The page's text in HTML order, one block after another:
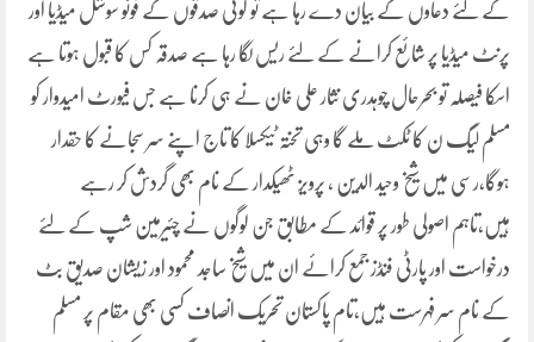
کے لئے دعاوں کے بیان دے رہا ہے تو کوئی صدقوں کے فوٹو سوشل میڈیا اور
پرنٹ میڈیا پر شائع کرانے کے لئے ریس لگا رہا ہے صدقہ کس کا قبول ہوتا ہے
اسکا فیصلہ تو بحرحال چوہدری نثار علی خان نے ہی کرنا ہے جس فیورٹ امیدوار کو
مسلم لیگ ن کا ٹکٹ ملے گا وہی تختہ ٹیکسلا کا تاج اپنے سر سجانے کا حقدار
ہوگا،رسی میں شیخ وحید الدین ، پرویز ٹھیکدار کے نام بھی گردش کر رہے
ہیں،تاہم اصولی طور پر قوائد کے مطابق جن لوگوں نے چئیرمین شپ کے لئے
درخواست اور پارٹی فنڈز جمع کرائے ان میں شیخ ساجد محمود اور زیشان صدیق بٹ
کے نام سر فہرست ہیں،تام پاکستان تحریک انصاف کسی بھی مقام پر مسلم